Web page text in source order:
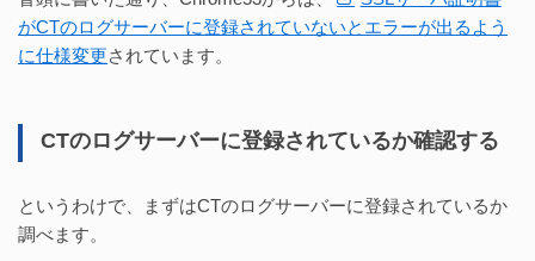
がCTのログサーバーに登録されていないとエラーが出るよう
に仕様変更されています。
CTのログサーバーに登録されているか確認する
というわけで、まずはCTのログサーバーに登録されているか
調べます。